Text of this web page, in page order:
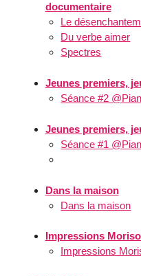
documentaire
Le
Du verbe aimer
Spectres
Jeunes premiers,
Séance #2
Jeunes premiers,
Séance #1
Dans la maison
Dans la maison
Impressions
Impressions